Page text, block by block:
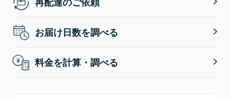
お届け日数を調べる
料金を計算・調べる